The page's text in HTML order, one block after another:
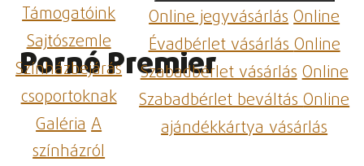
Támogatóink
Sajtószemle
Színházbejárás
csoportoknak
GalériaA
színházról
Online jegyvásárlásOnline
Évadbérlet vásárlásOnline
Szabadbérlet vásárlásOnline
Szabadbérlet beváltásOnline
ajándékkártya vásárlás
Pornó Premier